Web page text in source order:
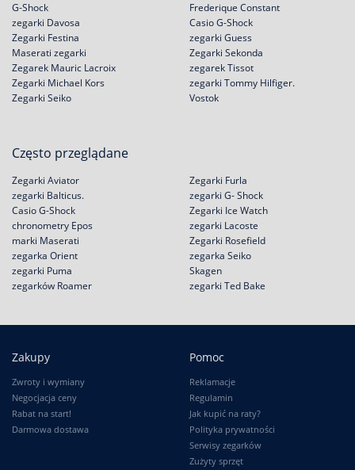
G-Shock
zegarki Davosa
Zegarki Festina
Frederique Constant
Casio G-Shock
zegarki Guess
Maserati zegarki
Zegarek Mauric Lacroix
Zegarki Michael Kors
Zegarki Seiko
Zegarki Sekonda
zegarek Tissot
zegarki Tommy Hilfiger.
Vostok
Często przeglądane
Zegarki Aviator
zegarki Balticus.
Casio G-Shock
chronometry Epos
Zegarki Furla
zegarki G- Shock
Zegarki Ice Watch
zegarki Lacoste
marki Maserati
zegarka Orient
zegarki Puma
zegarków Roamer
Zegarki Rosefield
zegarka Seiko
Skagen
zegarki Ted Bake
Zakupy
Zwroty i wymiany
Negocjacja ceny
Rabat na start!
Darmowa dostawa
Pomoc
Reklamacje
Regulamin
Jak kupić na raty?
Polityka prywatności
Serwisy zegarków
Zużyty sprzęt